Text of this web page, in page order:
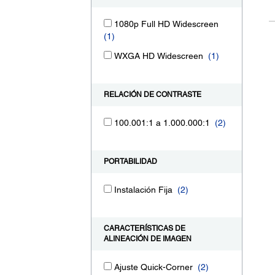
1080p Full HD Widescreen
(1)
WXGA HD Widescreen (1)
RELACIÓN DE CONTRASTE
100.001:1 a 1.000.000:1 (2)
PORTABILIDAD
Instalación Fija (2)
CARACTERÍSTICAS DE
ALINEACIÓN DE IMAGEN
Ajuste Quick-Corner (2)